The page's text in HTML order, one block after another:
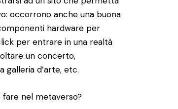
occorrono anche una buona
hardware per
per entrare in una realtà
un concerto,
galleria d’arte, etc.
fare nel metaverso?